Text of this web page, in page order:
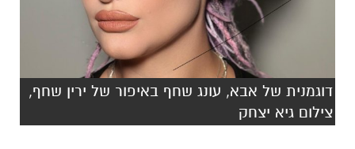
דוגמנית של אבא, עונג שחף באיפור של ירין שחף,
צילום גיא יצחק